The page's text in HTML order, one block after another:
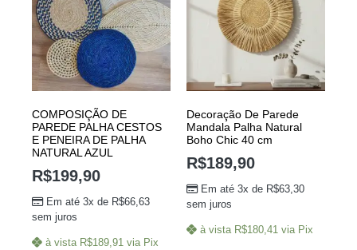
COMPOSIÇÃO DE
PAREDE PALHA CESTOS
E PENEIRA DE PALHA
NATURAL AZUL
R$199,90
Em até 3x de R$66,63
sem juros
à vista R$189,91 via Pix
Decoração De Parede
Mandala Palha Natural
Boho Chic 40 cm
R$189,90
Em até 3x de R$63,30
sem juros
à vista R$180,41 via Pix